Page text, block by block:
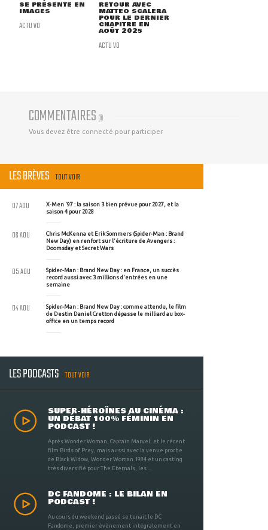
SE PRÉSENTE EN
IMAGES
ACTU VO
RETOUR AVEC
MATTEO SCALERA
POUR LE DERNIER
CHAPITRE EN
AOÛT 2025
ACTU VO
COMMENTAIRES (0)
Vous devez être connecté pour participer
LES BRÈVES TOUT VOIR
X-Men '97 : la saison 3 bien prévue pour 2027, et la
saison 4 pour 2028
07 AOU
Chris McKenna et Erik Sommers (Spider-Man : Brand
New Day) en renfort sur l'écriture de Avengers :
Doomsday et Secret Wars
06 AOU
Spider-Man : Brand New Day : en France, un succès
record aussi avec 3 millions d'entrées en une
semaine
05 AOU
Spider-Man : Brand New Day : comme attendu, le film
de Destin Daniel Cretton dépasse le milliard au box-
office en un temps record
04 AOU
LES PODCASTS TOUT VOIR
SUPER-HÉROÏNES AU CINÉMA :
UN DÉBAT 100% FÉMININ EN
PODCAST !
Après Wonder Woman, Captain Marvel, et le récent
film Birds of Prey, mais aussi avec la venue proche
de Black Widow, Wonder Woman 1984 et un casting
très diversifié pour The Eternals, les ...
DC FANDOME : LE BILAN EN
PODCAST !
Au cours du weekend passé se tenait le DC
Fandome, premier évènement intégralement en